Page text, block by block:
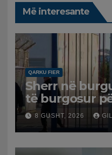
Më interesante
QARKU FIER
Sherr në
të burgosur
spital
8 GUSHT, 2026